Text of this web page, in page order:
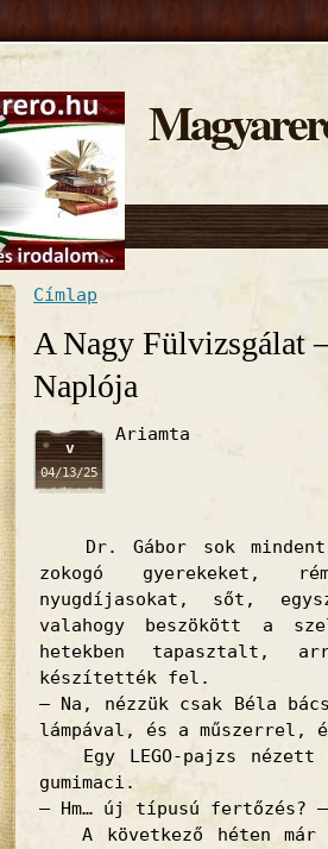
Jelenlegi hely
Címlap
A Nagy Fülvizsgálat
Naplója
v
04/13/25
Ariamta
Dr. Gábor sok
zokogó gyerekeket,
nyugdíjasokat, sőt,
valahogy beszökött a
hetekben tapasztalt,
készítették fel.
– Na, nézzük csak Béla
lámpával, és a műszerrel,
Egy LEGO-pajzs
gumimaci.
– Hm… új típusú fertőzés?
A következő héten már